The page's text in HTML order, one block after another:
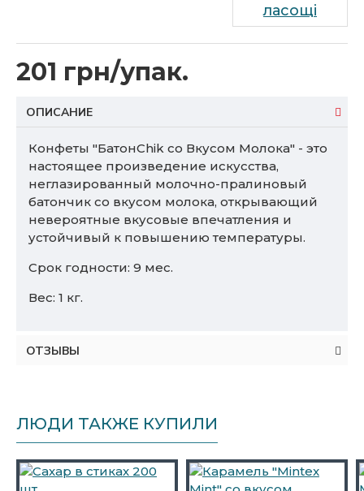
201 грн/упак.
ласощі
ОПИСАНИЕ
Конфеты "БатонChik со Вкусом Молока" - это
настоящее произведение искусства,
неглазированный молочно-пралиновый
батончик со вкусом молока, открывающий
невероятные вкусовые впечатления и
устойчивый к повышению температуры.
Срок годности: 9 мес.
Вес: 1 кг.
ОТЗЫВЫ
ЛЮДИ ТАКЖЕ КУПИЛИ